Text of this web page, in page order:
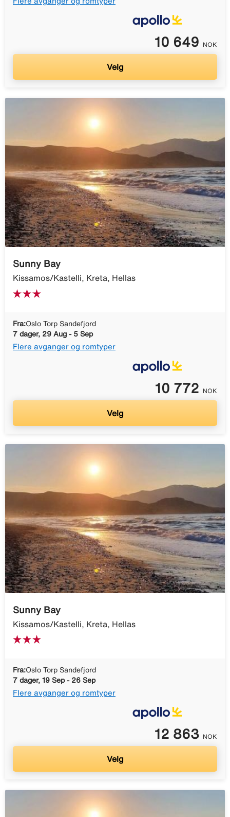
10 649 NOK
Velg
Sunny Bay
Kissamos/Kastelli, Kreta, Hellas
Fra:Oslo Torp Sandefjord
7 dager, 29 Aug - 5 Sep
Flere avganger og romtyper
10 772 NOK
Velg
Sunny Bay
Kissamos/Kastelli, Kreta, Hellas
Fra:Oslo Torp Sandefjord
7 dager, 19 Sep - 26 Sep
Flere avganger og romtyper
12 863 NOK
Velg